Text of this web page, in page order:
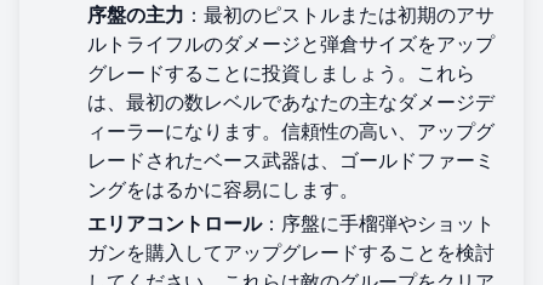
序盤の主力 ：最初のピストルまたは初期のアサ
ルトライフルのダメージと弾倉サイズをアップ
グレードすることに投資しましょう。これら
は、最初の数レベルであなたの主なダメージデ
ィーラーになります。信頼性の高い、アップグ
レードされたベース武器は、ゴールドファーミ
ングをはるかに容易にします。
エリアコントロール：序盤に手榴弾やショット
ガンを購入してアップグレードすることを検討